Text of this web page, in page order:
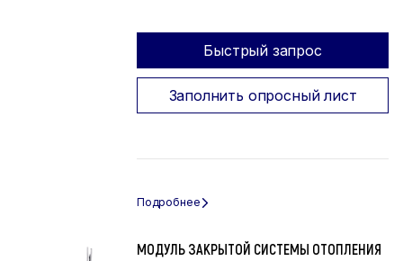
Быстрый запрос
Заполнить опросный лист
МОДУЛЬ ЗАКРЫТОЙ СИСТЕМЫ ОТОПЛЕНИЯ